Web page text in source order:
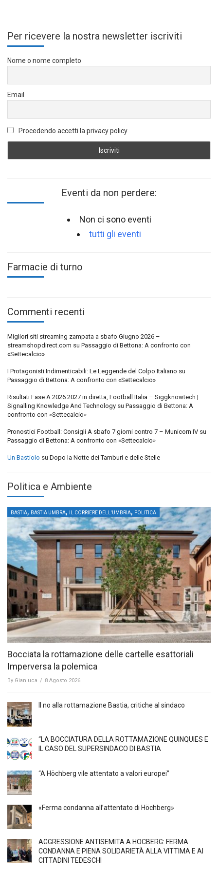
Per ricevere la nostra newsletter iscriviti
Nome o nome completo
Email
Procedendo accetti la privacy policy
Eventi da non perdere:
Non ci sono eventi
tutti gli eventi
Farmacie di turno
Commenti recenti
Migliori siti streaming zampata a sbafo Giugno 2026 –
streamshopdirect.com su Passaggio di Bettona: A confronto con
«Settecalcio»
I Protagonisti Indimenticabili: Le Leggende del Colpo Italiano su
Passaggio di Bettona: A confronto con «Settecalcio»
Risultati Fase A 2026 2027 in diretta, Football Italia – Siggknowtech |
Signalling Knowledge And Technology su Passaggio di Bettona: A
confronto con «Settecalcio»
Pronostici Football: Consigli A sbafo 7 giorni contro 7 – Municorn IV su
Passaggio di Bettona: A confronto con «Settecalcio»
Un Bastiolo su Dopo la Notte dei Tamburi e delle Stelle
Politica e Ambiente
BASTIA, BASTIA UMBRA, IL CORRIERE DELL'UMBRIA, POLITICA
Bocciata la rottamazione delle cartelle esattoriali
Imperversa la polemica
By Gianluca / 8 Agosto 2026
Il no alla rottamazione Bastia, critiche al sindaco
“LA BOCCIATURA DELLA ROTTAMAZIONE QUINQUIES E
IL CASO DEL SUPERSINDACO DI BASTIA
“A Höchberg vile attentato a valori europei”
«Ferma condanna all’attentato di Höchberg»
AGGRESSIONE ANTISEMITA A HÖCBERG: FERMA
CONDANNA E PIENA SOLIDARIETÀ ALLA VITTIMA E AI
CITTADINI TEDESCHI